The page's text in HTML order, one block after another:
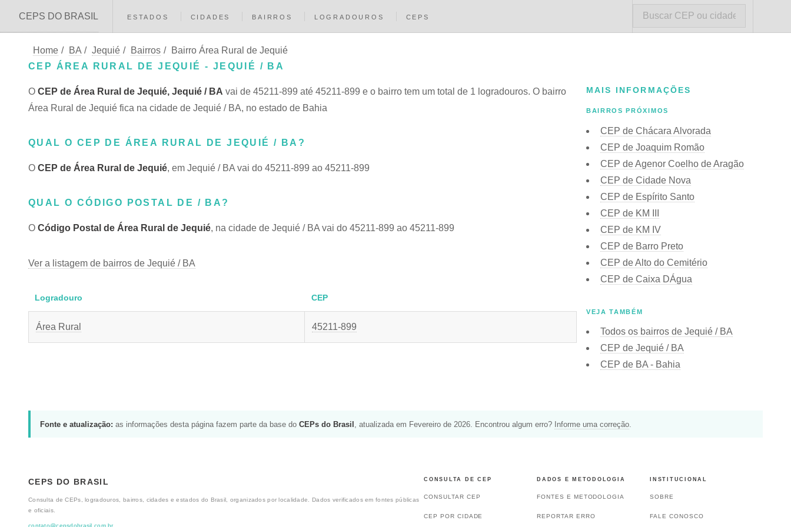
CEPS DO BRASIL ESTADOS CIDADES BAIRROS LOGRADOUROS CEPS
Home / BA / Jequié / Bairros /
Bairro Área Rural de Jequié
CEP ÁREA RURAL DE JEQUIÉ - JEQUIÉ / BA
O CEP de Área Rural de Jequié, Jequié / BA vai de 45211-899 até 45211-899 e o bairro tem um total de 1 logradouros. O bairro
Área Rural de Jequié fica na cidade de Jequié / BA, no estado de Bahia
QUAL O CEP DE ÁREA RURAL DE JEQUIÉ / BA?
O CEP de Área Rural de Jequié, em Jequié / BA vai do 45211-899 ao 45211-899
QUAL O CÓDIGO POSTAL DE / BA?
O Código Postal de Área Rural de Jequié, na cidade de Jequié / BA vai do 45211-899 ao 45211-899
Ver a listagem de bairros de Jequié / BA
Logradouro CEP
Área Rural 45211-899
MAIS INFORMAÇÕES
BAIRROS PRÓXIMOS
CEP de Chácara Alvorada
CEP de Joaquim Romão
CEP de Agenor Coelho de Aragão
CEP de Cidade Nova
CEP de Espírito Santo
CEP de KM III
CEP de KM IV
CEP de Barro Preto
CEP de Alto do Cemitério
CEP de Caixa DÁgua
VEJA TAMBÉM
Todos os bairros de Jequié / BA
CEP de Jequié / BA
CEP de BA - Bahia
Fonte e atualização: as informações desta página fazem parte da base do CEPs do Brasil , atualizada em Fevereiro de 2026. Encontrou algum erro? Informe uma correção
CEPS DO BRASIL
Consulta de CEPs, logradouros, bairros, cidades e estados do Brasil, organizados por localidade. Dados verificados em fontes públicas
e oficiais.
contato@cepsdobrasil.com.br
CONSULTA DE CEP
CONSULTAR CEP
CEP POR CIDADE
DADOS E METODOLOGIA
FONTES E METODOLOGIA
REPORTAR ERRO
INSTITUCIONAL
SOBRE
FALE CONOSCO